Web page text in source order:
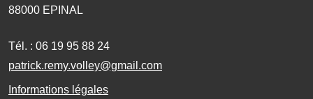
88000 EPINAL
Tél. : 06 19 95 88 24
patrick.remy.volley@gmail.com
Informations légales